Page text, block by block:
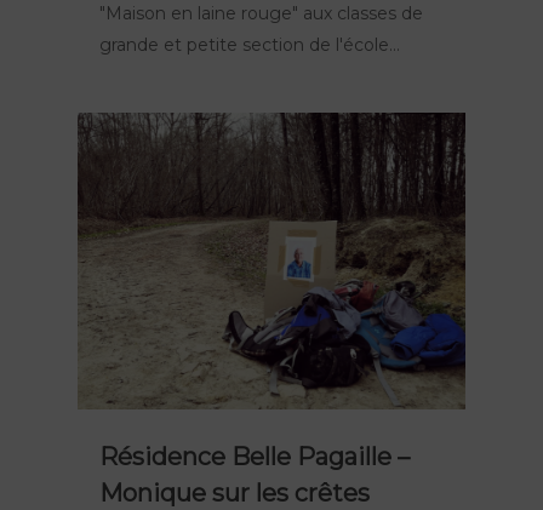
"Maison en laine rouge" aux classes de
grande et petite section de l'école...
Résidence Belle Pagaille –
Monique sur les crêtes